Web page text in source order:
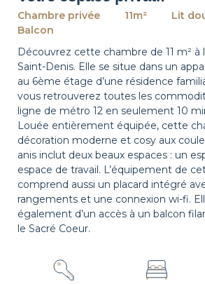
Chambre privée 11m²
Lit
Balcon
Découvrez cette chambre de 11 m²
Saint-Denis. Elle se situe dans un
au 6ème étage d’une résidence
vous retrouverez toutes les
ligne de métro 12 en seulement 10
Louée entièrement équipée, cette
décoration moderne et cosy aux
anis inclut deux beaux espaces : un
espace de travail. L’équipement de
comprend aussi un placard intégré
rangements et une connexion wi-fi.
également d’un accès à un balcon
le Sacré Coeur.